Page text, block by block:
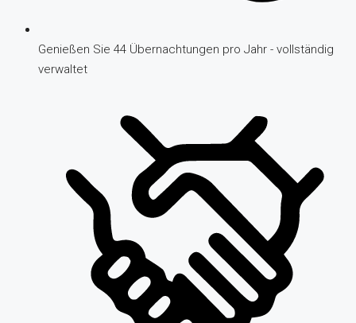
Genießen Sie 44 Übernachtungen pro Jahr - vollständig
verwaltet